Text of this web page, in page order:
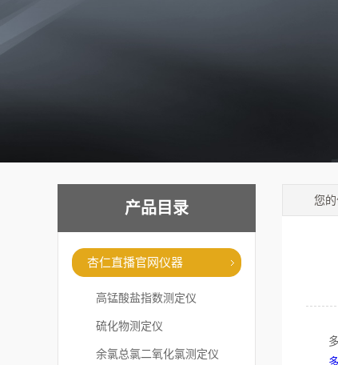
产品目录
杏仁直播官网仪器
高锰酸盐指数测定仪
硫化物测定仪
余氯总氯二氧化氯测定仪
您
多